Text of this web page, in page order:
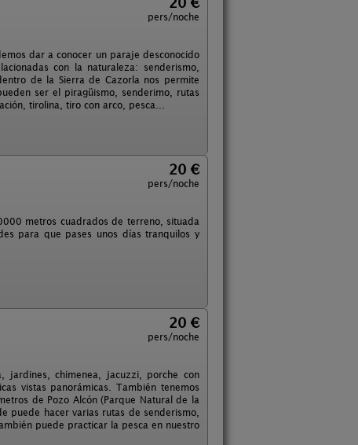
pers/noche
dar a conocer un paraje desconocido
con la naturaleza: senderismo,
de la Sierra de Cazorla nos permite
ser el piragüismo, senderimo, rutas
tirolina, tiro con arco, pesca...
20 €
pers/noche
metros cuadrados de terreno, situada
para que pases unos días tranquilos y
20 €
pers/noche
jardines, chimenea, jacuzzi, porche con
vistas panorámicas. También tenemos
de Pozo Alcón (Parque Natural de la
puede hacer varias rutas de senderismo,
puede practicar la pesca en nuestro